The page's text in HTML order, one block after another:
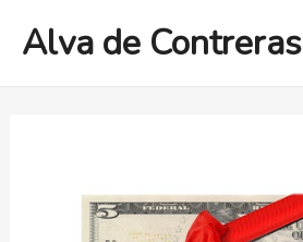
Alva de Contreras